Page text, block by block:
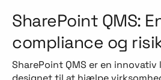
SharePoint QMS:
compliance og
SharePoint QMS er en innovativ